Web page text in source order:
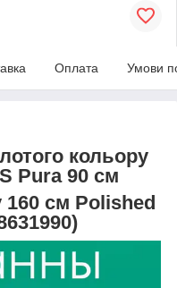
Оплата Умови
кольору
Pura 90 см
см Polished